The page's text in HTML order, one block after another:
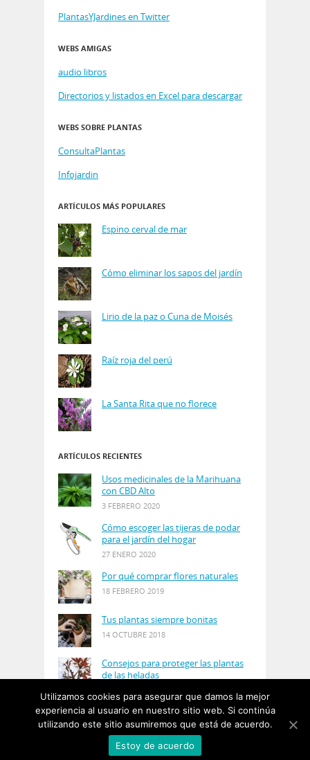
PlantasYJardines en Twitter
WEBS AMIGAS
audio libros
Directorios y listados en Excel para descargar
WEBS SOBRE PLANTAS
ConsultaPlantas
Infojardin
ARTÍCULOS MÁS POPULARES
Espino cerval de mar
Cómo eliminar los sapos del jardín
Lirio de la paz o Cuna de Moisés
Raíz roja del perú
La Santa Rita que no florece
ARTÍCULOS RECIENTES
Usos medicinales de la Marihuana
con CBD Alto
3 FEBRERO 2020
Cómo escoger las tijeras de podar
para el jardín del hogar
27 ENERO 2020
Por qué comprar flores naturales
18 FEBRERO 2019
Tus plantas siempre bonitas
14 OCTUBRE 2018
Consejos para proteger las plantas
de las heladas
© Copyright 2019PlantasyJardines· Designed by
Utilizamos cookies para asegurar que damos la mejor
experiencia al usuario en nuestro sitio web. Si continúa
utilizando este sitio asumiremos que está de acuerdo.
Estoy de acuerdo